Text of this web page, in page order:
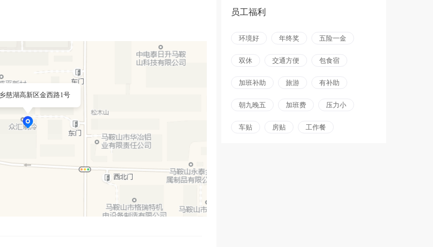
慈湖高新区金西路1号
员工福利
环境好 年终奖 五险一金
双休 交通方便 包食宿
加班补助 旅游 有补助
朝九晚五 加班费 压力小
车贴 房贴 工作餐